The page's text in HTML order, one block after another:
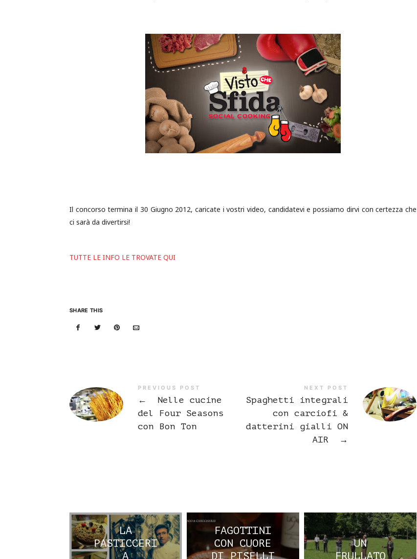
Il concorso termina il 30 Giugno 2012, caricate i vostri video, candidatevi e possiamo dirvi con certezza che
ci sarà da divertirsi!
TUTTE LE INFO LE TROVATE QUI
SHARE THIS
PREVIOUS POST
←
Nelle cucine
del Four Seasons
con Bon Ton
NEXT POST
Spaghetti integrali
con carciofi &
datterini gialli ON
AIR
→
LA
PASTICCERI
A
FAGOTTINI
CON CUORE
DI PISELLI
UN
FRULLATO